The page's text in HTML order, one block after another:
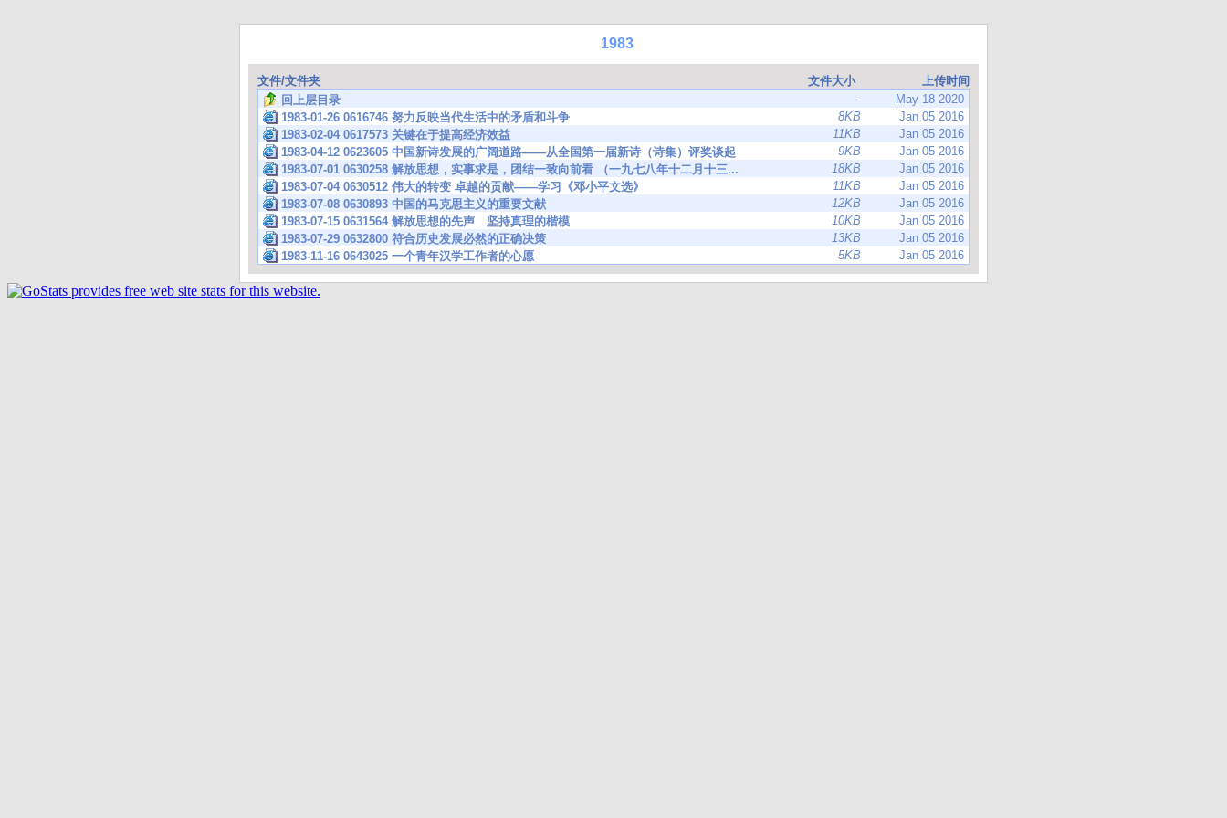
1983
文件/文件夹 文件大小
上传时间
回上层目录
-
May 18 2020
1983-01-26 0616746 努力反映当代生活中的矛盾和斗争
8KB
Jan 05 2016
1983-02-04 0617573 关键在于提高经济效益
11KB
Jan 05 2016
1983-04-12 0623605 中国新诗发展的广阔道路——从全国第一届新诗（诗集）评奖谈起
9KB
Jan 05 2016
1983-07-01 0630258 解放思想，实事求是，团结一致向前看 （一九七八年十二月十三...
18KB
Jan 05 2016
1983-07-04 0630512 伟大的转变 卓越的贡献——学习《邓小平文选》
11KB
Jan 05 2016
1983-07-08 0630893 中国的马克思主义的重要文献
12KB
Jan 05 2016
1983-07-15 0631564 解放思想的先声 坚持真理的楷模
10KB
Jan 05 2016
1983-07-29 0632800 符合历史发展必然的正确决策
13KB
Jan 05 2016
1983-11-16 0643025 一个青年汉学工作者的心愿
5KB Jan 05 2016